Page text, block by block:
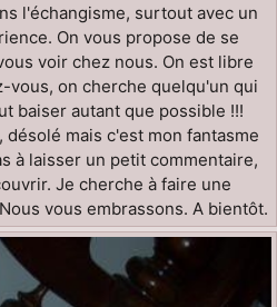
l'échangisme, surtout avec un
On vous propose de se
voir chez nous. On est libre
vous, on cherche quelqu'un qui
baiser autant que possible !!!
mais c'est mon fantasme
à laisser un petit commentaire,
Je cherche à faire une
vous embrassons. A bientôt.